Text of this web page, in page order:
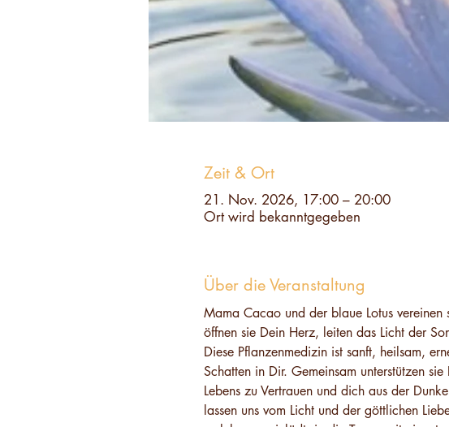
Zeit & Ort
21. Nov. 2026, 17:00 – 20:00
Ort wird bekanntgegeben
Über die Veranstaltung
Mama Cacao und der blaue Lotus
öffnen sie Dein Herz, leiten das Licht der
Diese Pflanzenmedizin ist sanft, heilsam,
Schatten in Dir. Gemeinsam unterstützen
Lebens zu Vertrauen und dich aus der
lassen uns vom Licht und der göttlichen